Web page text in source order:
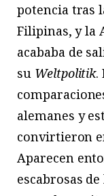
potencia tras
Filipinas, y la
acababa de
su Weltpolitik.
alemanes y
convirtieron
Aparecen
escabrosas